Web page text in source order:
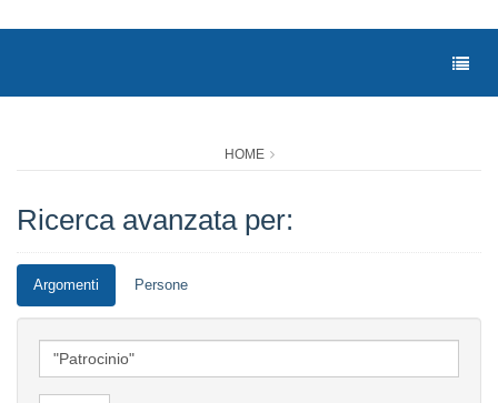
HOME
Ricerca avanzata per:
Argomenti Persone